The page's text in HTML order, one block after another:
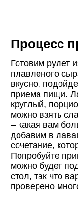
Процесс
Готовим рулет
плавленого
вкусно,
приема пищи.
круглый,
можно взять
– какая вам
добавим в
сочетание,
Попробуйте
можно будет
стол, так что
проверено